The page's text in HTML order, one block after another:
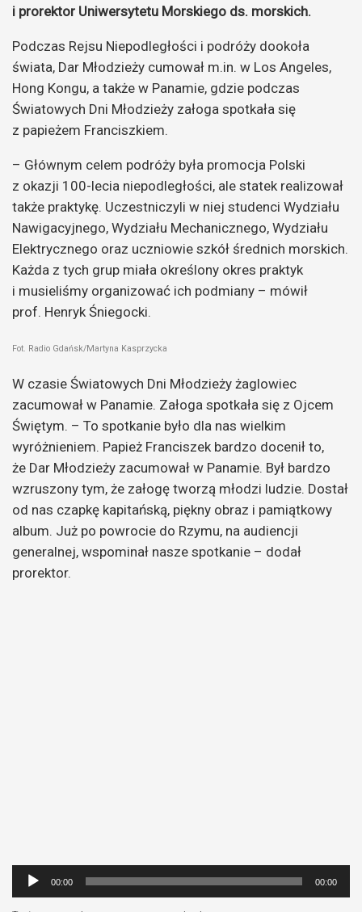
i prorektor Uniwersytetu Morskiego ds. morskich.
Podczas Rejsu Niepodległości i podróży dookoła
świata, Dar Młodzieży cumował m.in. w Los Angeles,
Hong Kongu, a także w Panamie, gdzie podczas
Światowych Dni Młodzieży załoga spotkała się
z papieżem Franciszkiem.
– Głównym celem podróży była promocja Polski
z okazji 100-lecia niepodległości, ale statek realizował
także praktykę. Uczestniczyli w niej studenci Wydziału
Nawigacyjnego, Wydziału Mechanicznego, Wydziału
Elektrycznego oraz uczniowie szkół średnich morskich.
Każda z tych grup miała określony okres praktyk
i musieliśmy organizować ich podmiany – mówił
prof. Henryk Śniegocki.
Fot. Radio Gdańsk/Martyna Kasprzycka
W czasie Światowych Dni Młodzieży żaglowiec
zacumował w Panamie. Załoga spotkała się z Ojcem
Świętym. – To spotkanie było dla nas wielkim
wyróżnieniem. Papież Franciszek bardzo docenił to,
że Dar Młodzieży zacumował w Panamie. Był bardzo
wzruszony tym, że załogę tworzą młodzi ludzie. Dostał
od nas czapkę kapitańską, piękny obraz i pamiątkowy
album. Już po powrocie do Rzymu, na audiencji
generalnej, wspominał nasze spotkanie – dodał
prorektor.
Odtwarzacz
plików
00:00 00:00